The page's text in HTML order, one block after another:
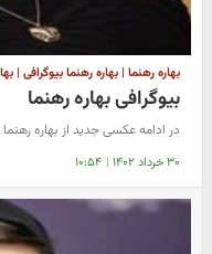
بهاره رهنما | بهاره رهنما بیوگرافی |
بیوگرافی بهاره رهنما
در ادامه عکسی جدید از بهاره
۳۰ خرداد ۱۴۰۲ | ۱۰:۵۴